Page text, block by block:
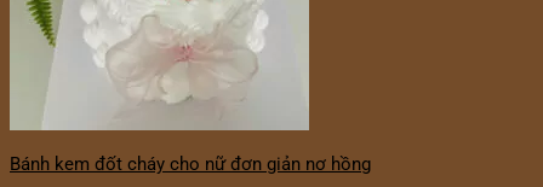
Bánh kem đốt cháy cho nữ đơn giản nơ hồng